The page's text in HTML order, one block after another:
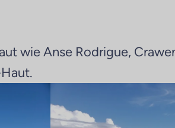
wie Anse Rodrigue,